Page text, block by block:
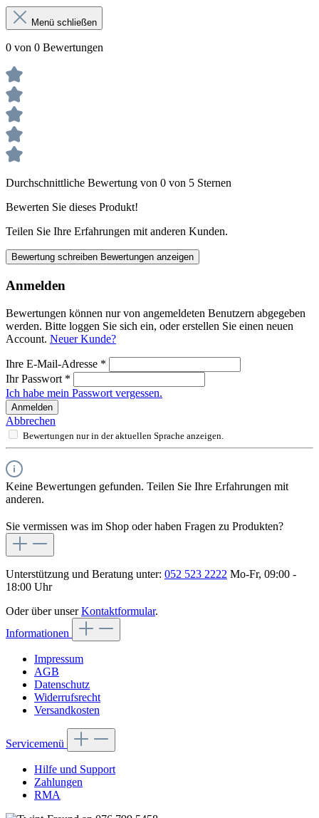
Menü schließen
0 von 0 Bewertungen
Durchschnittliche Bewertung von 0 von 5 Sternen
Bewerten Sie dieses Produkt!
Teilen Sie Ihre Erfahrungen mit anderen Kunden.
Bewertung schreiben Bewertungen anzeigen
Anmelden
Bewertungen können nur von angemeldeten Benutzern abgegeben
werden. Bitte loggen Sie sich ein, oder erstellen Sie einen neuen
Account. Neuer Kunde?
Ihre E-Mail-Adresse *
Ihr Passwort *
Ich habe mein Passwort vergessen.
Anmelden
Abbrechen
Bewertungen nur in der aktuellen Sprache anzeigen.
Keine Bewertungen gefunden. Teilen Sie Ihre Erfahrungen mit
anderen.
Sie vermissen was im Shop oder haben Fragen zu Produkten?
Unterstützung und Beratung unter: 052 523 2222 Mo-Fr, 09:00 -
18:00 Uhr
Oder über unserKontaktformular.
Informationen
Impressum
AGB
Datenschutz
Widerrufsrecht
Versandkosten
Servicemenü
Hilfe und Support
Zahlungen
RMA